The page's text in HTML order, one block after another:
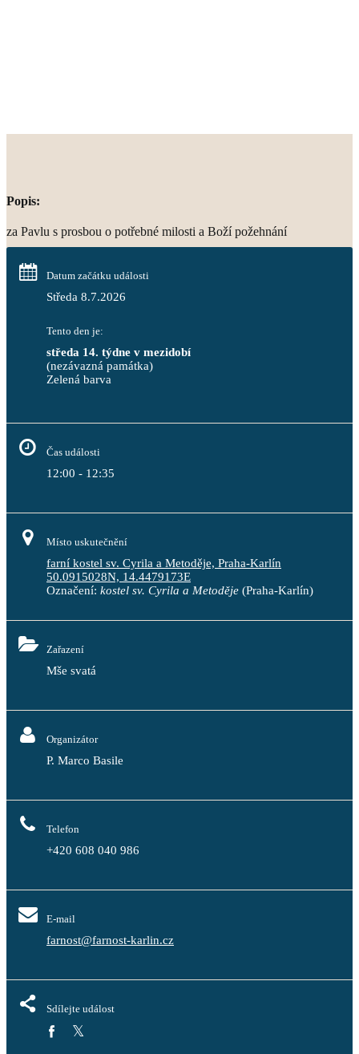
Popis:
za Pavlu s prosbou o potřebné milosti a Boží požehnání
Datum začátku události
Středa 8.7.2026
Tento den je:
středa 14. týdne v mezidobí
(nezávazná památka)
Zelená barva
Čas události
12:00 - 12:35
Místo uskutečnění
farní kostel sv. Cyrila a Metoděje, Praha-Karlín
50.0915028N, 14.4479173E
Označení: kostel sv. Cyrila a Metoděje (Praha-Karlín)
Zařazení
Mše svatá
Organizátor
P. Marco Basile
Telefon
+420 608 040 986
E-mail
farnost@farnost-karlin.cz
Sdílejte událost